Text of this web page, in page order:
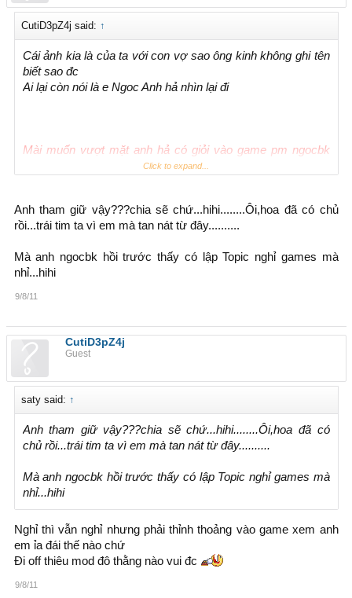
CutiD3pZ4j said: ↑
Cái ảnh kia là của ta với con vợ sao ông kinh không ghi tên
biết sao đc
Ai lại còn nói là e Ngoc Anh hả nhìn lại đi
Mài muốn vượt mặt anh hả có giỏi vào game pm ngocbk
Anh Hồng ah...Thiếu anh hôm ý chán thế làm chúng nó cứ
May là e mặc đồ 13 không thì cũng bị mất rùi...Nó ở gần
nhà em thằng nao dám đi qua không
Click to expand...
Anh tham giữ vậy???chia sẽ chứ...hihi........Ôi,hoa đã có chủ
rồi...trái tim ta vì em mà tan nát từ đây..........
Mà anh ngocbk hồi trước thấy có lập Topic nghỉ games mà
nhỉ...hihi
9/8/11
CutiD3pZ4j
Guest
saty said: ↑
Anh tham giữ vậy???chia sẽ chứ...hihi........Ôi,hoa đã có
chủ rồi...trái tim ta vì em mà tan nát từ đây..........
Mà anh ngocbk hồi trước thấy có lập Topic nghỉ games mà
nhỉ...hihi
Nghỉ thì vẫn nghỉ nhưng phải thỉnh thoảng vào game xem anh
em ỉa đái thế nào chứ
Đi off thiêu mod đô thằng nào vui đc
9/8/11